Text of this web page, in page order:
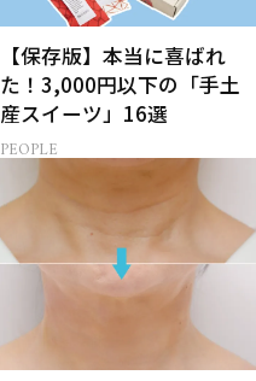
【保存版】本当に喜ばれ
た！3,000円以下の「手土
産スイーツ」16選
PEOPLE